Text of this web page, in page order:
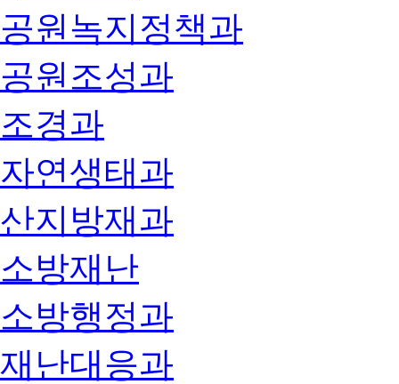
공원녹지정책과
공원조성과
조경과
자연생태과
산지방재과
소방재난
소방행정과
재난대응과